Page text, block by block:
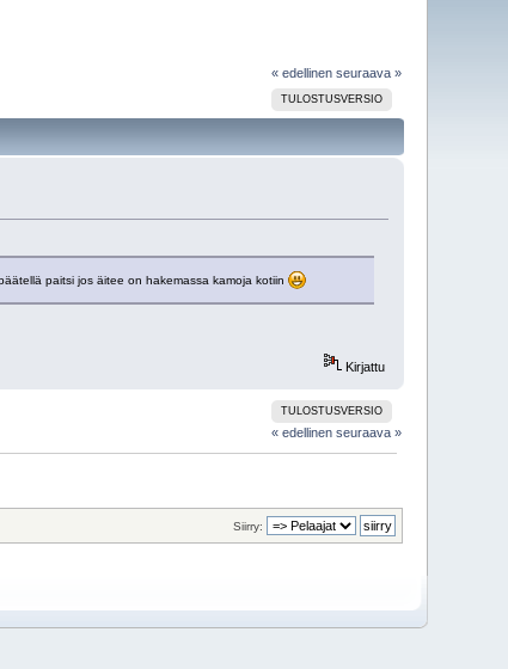
« edellinen seuraava »
TULOSTUSVERSIO
paitsi jos äitee on hakemassa kamoja kotiin
Kirjattu
TULOSTUSVERSIO
« edellinen seuraava »
Siirry: